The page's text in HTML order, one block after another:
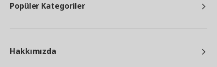
Popüler Kategoriler
Hakkımızda